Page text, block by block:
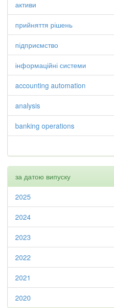
активи
прийняття рішень
підприємство
інформаційні системи
accounting automation
analysis
banking operations
за датою випуску
2025
2024
2023
2022
2021
2020